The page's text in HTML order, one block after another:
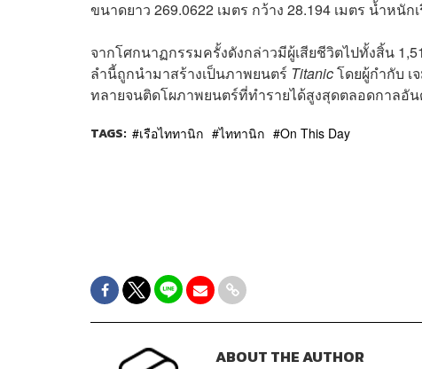
ขนาดยาว 269.0622 เมตร กว้าง 28.194 เมตร น้ำหนั
จากโศกนาฏกรรมครั้งดังกล่าวมีผู้เสียชีวิตไปทั้งสิ้น
ลำนี้ถูกนำมาสร้างเป็นภาพยนตร์ Titanicโดยผู้กำกับ เ
ทลายจนติดโผภาพยนตร์ที่ทำรายได้สูงสุดตลอดกาลอั
TAGS: เรือไททานิก ไททานิก On This Day
ABOUT THE AUTHOR